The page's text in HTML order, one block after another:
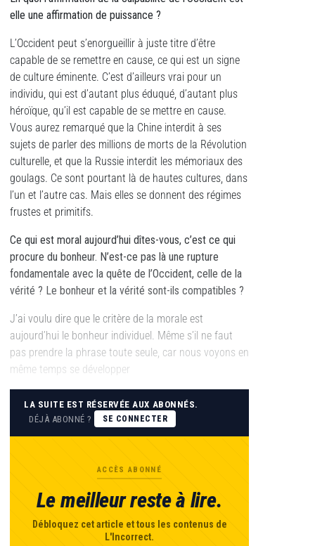
elle une affirmation de puissance ?
L’Occident peut s’enorgueillir à juste titre d’être
capable de se remettre en cause, ce qui est un signe
de culture éminente. C’est d’ailleurs vrai pour un
individu, qui est d’autant plus éduqué, d’autant plus
héroïque, qu’il est capable de se mettre en cause.
Vous aurez remarqué que la Chine interdit à ses
sujets de parler des millions de morts de la Révolution
culturelle, et que la Russie interdit les mémoriaux des
goulags. Ce sont pourtant là de hautes cultures, dans
l’un et l’autre cas. Mais elles se donnent des régimes
frustes et primitifs.
Ce qui est moral aujourd’hui dîtes-vous, c’est ce qui
procure du bonheur. N’est-ce pas là une rupture
fondamentale avec la quête de l’Occident, celle de la
vérité ? Le bonheur et la vérité sont-ils compatibles ?
J’ai voulu dire que le critère de la morale est
aujourd’hui le bonheur individuel. Même s’il ne faut
pas prendre la phrase toute seule, car nous voyons en
même temps se développer
LA SUITE EST RÉSERVÉE AUX ABONNÉS.
DÉJÀ ABONNÉ ?
SE CONNECTER
ACCÈS ABONNÉ
Le meilleur reste à lire.
Débloquez cet article et tous les contenus de
L'Incorrect.